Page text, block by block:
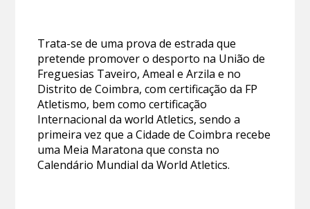
Trata-se de uma prova de estrada que
pretende promover o desporto na União de
Freguesias Taveiro, Ameal e Arzila e no
Distrito de Coimbra, com certificação da FP
Atletismo, bem como certificação
Internacional da world Atletics, sendo a
primeira vez que a Cidade de Coimbra recebe
uma Meia Maratona que consta no
Calendário Mundial da World Atletics.